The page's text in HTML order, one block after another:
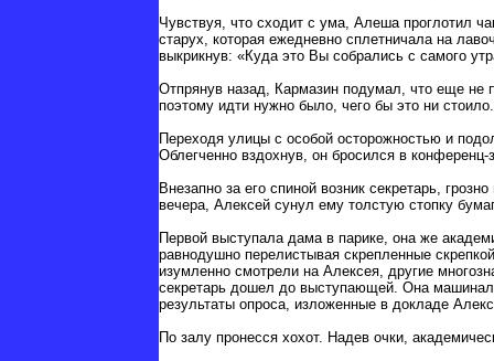
Чувствуя, что сходит с ума, Алеша проглотил
старух, которая ежедневно сплетничала на
выкрикнув: «Куда это Вы собрались с самого
Отпрянув назад, Кармазин подумал, что еще не
поэтому идти нужно было, чего бы это ни стоило.
Переходя улицы с особой осторожностью и
Облегченно вздохнув, он бросился в
Внезапно за его спиной возник секретарь,
вечера, Алексей сунул ему толстую стопку
Первой выступала дама в парике, она же
равнодушно перелистывая скрепленные
изумленно смотрели на Алексея, другие
секретарь дошел до выступающей. Она
результаты опроса, изложенные в докладе
По залу пронесся хохот. Надев очки,